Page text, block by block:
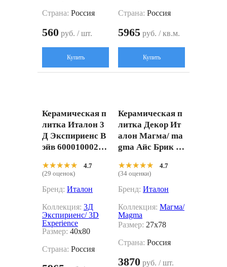
Страна: Россия
560 руб. / шт.
Купить
Страна: Россия
5965 руб. / кв.м.
Купить
Керамическая п
литка Италон 3
Д Экспириенс В
эйв 60001000215
★★★★★
★★★★★
4.7
(29 оценок)
Бренд: Италон
Коллекция: 3Д
Экспириенс/ 3D
Experience
Размер: 40x80
Страна: Россия
Керамическая п
литка Декор Ит
алон Магма/ ma
gma Айс Брик 3d
жевый 27x78
★★★★★
★★★★★
4.7
(34 оценки)
Бренд: Италон
Коллекция: Магма/
Magma
Размер: 27x78
Страна: Россия
3870 руб. / шт.